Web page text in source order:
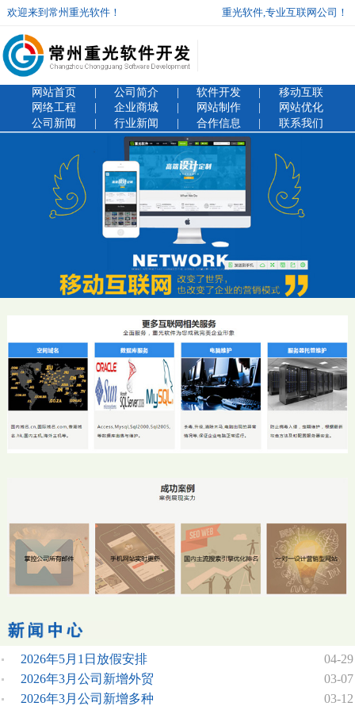
欢迎来到常州重光软件！ 重光软件,专业互联网公司！
网站首页 | 公司简介 | 软件开发 |
移动互联
网络工程
企业商城 网站制作
网站优化
公司新闻
行业新闻 合作信息 联系我们
2026年5月1日放假安排
04-29
2026年3月公司新增外贸
03-07
2026年3月公司新增多种
03-12